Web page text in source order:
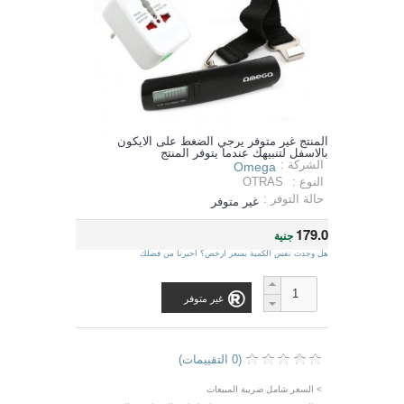
المنتج غير متوفر يرجي الضغط على الايكون
بالاسفل لتنبيهك عندما يتوفر المنتج
الشركة : Omega
النوع :
OTRAS
حالة التوفر : غير متوفر
179.0 جنية
هل وجدت نفس الكمية بسعر ارخص؟ اخبرنا من فضلك
غير متوفر
(0 التقييمات)
> السعر شامل ضريبة المبيعات